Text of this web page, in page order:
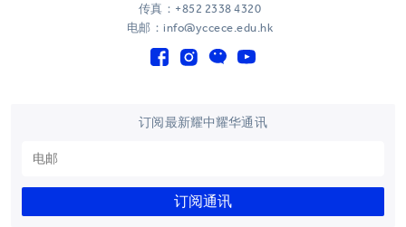
传真：+852 2338 4320
电邮：info@yccece.edu.hk
订阅最新耀中耀华通讯
订阅通讯